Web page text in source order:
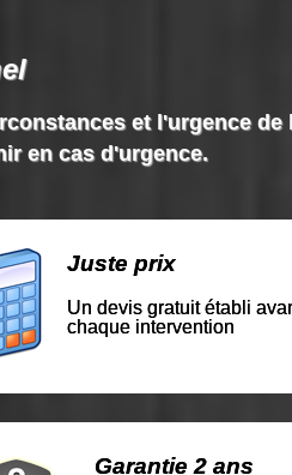
et l'urgence de
en cas d'urgence.
Juste prix
Un devis gratuit établi
chaque intervention
Garantie 2 ans